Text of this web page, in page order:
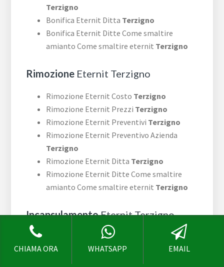
Terzigno
Bonifica Eternit Ditta Terzigno
Bonifica Eternit Ditte Come smaltire
amianto Come smaltire eternit Terzigno
Rimozione Eternit Terzigno
Rimozione Eternit Costo Terzigno
Rimozione Eternit Prezzi Terzigno
Rimozione Eternit Preventivi Terzigno
Rimozione Eternit Preventivo Azienda
Terzigno
Rimozione Eternit Ditta Terzigno
Rimozione Eternit Ditte Come smaltire
amianto Come smaltire eternit Terzigno
IncapsulamentoEternit Terzigno
Incapsulamento Eternit Costo
Terzigno
Incapsulamento Eternit Prezzi
Terzigno
Incapsulamento Eternit Preventivi
CHIAMA ORA WHATSAPP EMAIL